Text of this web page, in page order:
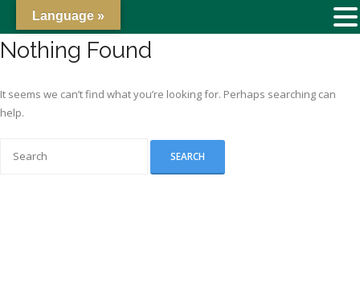
Nothing Found
It seems we can’t find what you’re looking for. Perhaps searching can
help.
Language »